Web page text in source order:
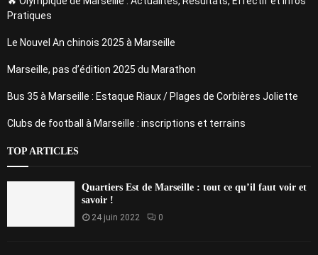
Pratiques
Le Nouvel An chinois 2025 à Marseille
Marseille, pas d’édition 2025 du Marathon
Bus 35 à Marseille : Estaque Riaux / Plages de Corbières Joliette
Clubs de football à Marseille : inscriptions et terrains
TOP ARTICLES
Quartiers Est de Marseille : tout ce qu’il faut voir et
savoir !
24 juin 2022 0